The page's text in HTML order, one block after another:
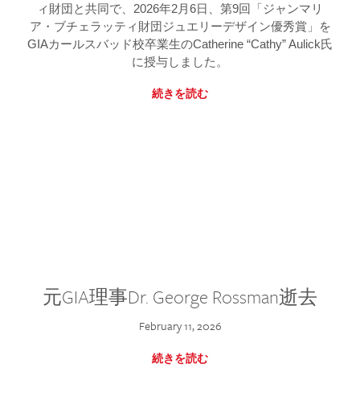
ィ財団と共同で、2026年2月6日、第9回「ジャンマリ
ア・ブチェラッティ財団ジュエリーデザイン優秀賞」を
GIAカールスバッド校卒業生のCatherine “Cathy” Aulick氏
に授与しました。
続きを読む
元GIA理事Dr. George Rossman逝去
February 11, 2026
続きを読む